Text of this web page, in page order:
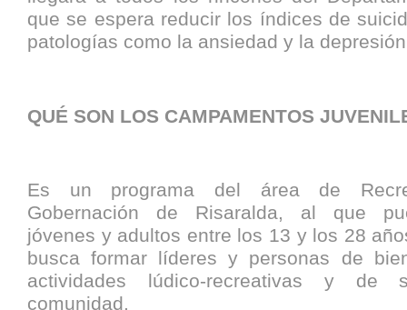
que se espera reducir los índices de
patologías como la ansiedad y la
QUÉ SON LOS CAMPAMENTOS
Es un programa del área de
Gobernación de Risaralda, al que
jóvenes y adultos entre los 13 y los 28
busca formar líderes y personas de
actividades lúdico-recreativas y
comunidad.